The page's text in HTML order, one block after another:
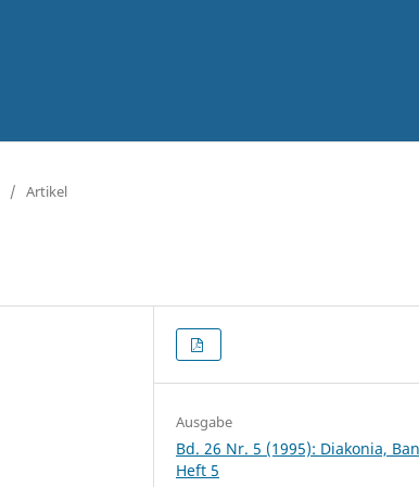
/ Artikel
Ausgabe
Bd. 26 Nr. 5 (1995): Diakonia,
Heft 5